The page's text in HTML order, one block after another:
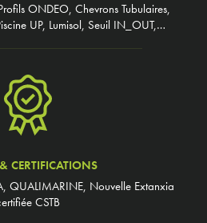
ONDEO, Chevrons Tubulaires,
UP, Lumisol, Seuil IN_OUT,…
CERTIFICATIONS
QUALIMARINE, Nouvelle Extanxia
CSTB